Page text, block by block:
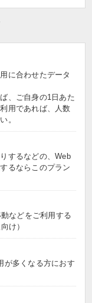
に合わせたデータ
、ご自身の1日あた
用であれば、人数
。
するなどの、Web
るならこのプラン
などをご利用する
け）
が多くなる方におす